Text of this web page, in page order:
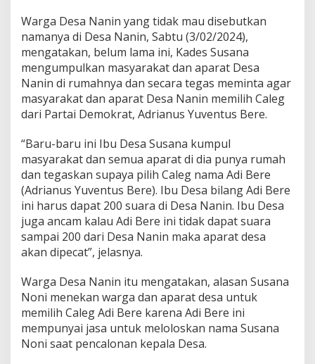
Warga Desa Nanin yang tidak mau disebutkan
namanya di Desa Nanin, Sabtu (3/02/2024),
mengatakan, belum lama ini, Kades Susana
mengumpulkan masyarakat dan aparat Desa
Nanin di rumahnya dan secara tegas meminta agar
masyarakat dan aparat Desa Nanin memilih Caleg
dari Partai Demokrat, Adrianus Yuventus Bere.
“Baru-baru ini Ibu Desa Susana kumpul
masyarakat dan semua aparat di dia punya rumah
dan tegaskan supaya pilih Caleg nama Adi Bere
(Adrianus Yuventus Bere). Ibu Desa bilang Adi Bere
ini harus dapat 200 suara di Desa Nanin. Ibu Desa
juga ancam kalau Adi Bere ini tidak dapat suara
sampai 200 dari Desa Nanin maka aparat desa
akan dipecat”, jelasnya.
Warga Desa Nanin itu mengatakan, alasan Susana
Noni menekan warga dan aparat desa untuk
memilih Caleg Adi Bere karena Adi Bere ini
mempunyai jasa untuk meloloskan nama Susana
Noni saat pencalonan kepala Desa.